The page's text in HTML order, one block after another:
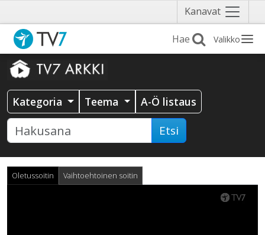
Kanavat Näytä
valikko
Valikko
Kategoria Teema A-Ö listaus
Etsi
Oletussoitin Vaihtoehtoinen soitin